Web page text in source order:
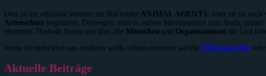
Dies ist die offizielle Website zur Buchreihe ANIMAL AGENTS. Aber sie ist
Artenschutz begeistern. Deswegen wird es, neben Informationen zum Buch, immer
einsetzen. Deshalb freuen uns über alle Menschen und Organisationen die Lust
Wenn ihr mehr über uns erfahren wollt, schaut entweder auf die Über-uns-Seite
Aktuelle Beiträge